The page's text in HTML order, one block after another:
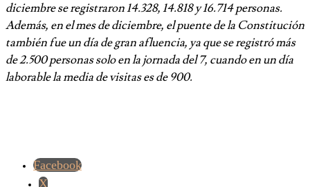
diciembre se registraron 14.328, 14.818 y 16.714 personas.
Además, en el mes de diciembre, el puente de la Constitución
también fue un día de gran afluencia, ya que se registró más
de 2.500 personas solo en la jornada del 7, cuando en un día
laborable la media de visitas es de 900.
Facebook
X